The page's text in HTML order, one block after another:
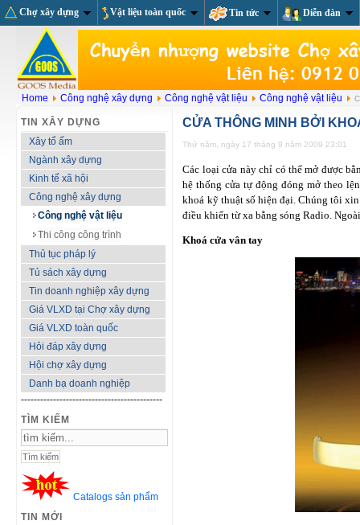
Chợ xây dựng Vật liệu toàn quốc Tin tức Diễn đàn
Home Công nghệ xây dựng Công nghệ vật liệu Công nghệ vật liệu
TIN XÂY DỰNG
Xây tổ ấm
Ngành xây dựng
Kinh tế xã hội
Công nghệ xây dựng
Công nghệ vật liệu
Thi công công trình
Thủ tục pháp lý
Tủ sách xây dựng
Tin doanh nghiệp xây dựng
Giá VLXD tại Chợ xây dựng
Giá VLXD toàn quốc
Hỏi đáp xây dựng
Hội chợ xây dựng
Danh bạ doanh nghiệp
--------------------------------------------
TÌM KIẾM
Catalogs sản phẩm
TIN MỚI
CỬA THÔNG MINH BỞI
Thứ năm, ngày 17 tháng 9 năm 2009 23:01
Các loại cửa này chỉ có thể mở được
hệ thống cửa tự động đóng mở theo
khoá kỹ thuật số hiện đại. Chúng tôi
điều khiển từ xa bằng sóng Radio.
Khoá cửa vân tay